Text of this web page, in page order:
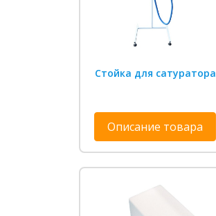
Стойка для сатуратора
Описание товара